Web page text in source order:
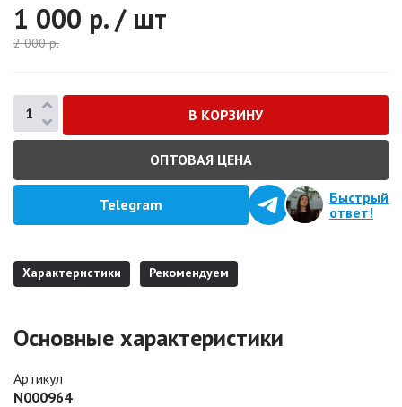
1 000 р. / шт
2 000р.
ОПТОВАЯ ЦЕНА
Telegram
Быстрый
ответ!
Характеристики Рекомендуем
Основные характеристики
Артикул
N000964